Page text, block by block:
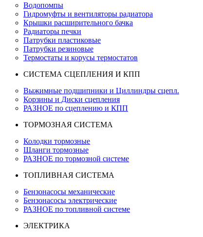
Водопомпы
Гидромуфты и вентиляторы радиатора
Крышки расширительного бачка
Радиаторы печки
Патрубки пластиковые
Патрубки резиновые
Термостаты и корусы термостатов
СИСТЕМА СЦЕПЛЕНИЯ И КПП
Выжимные подшипники и Циллиндры сцепл.
Корзины и Диски сцепления
РАЗНОЕ по сцеплению и КПП
ТОРМОЗНАЯ СИСТЕМА
Колодки тормозные
Шланги тормозные
РАЗНОЕ по тормозной системе
ТОПЛИВНАЯ СИСТЕМА
Бензонасосы механические
Бензонасосы электрические
РАЗНОЕ по топливной системе
ЭЛЕКТРИКА